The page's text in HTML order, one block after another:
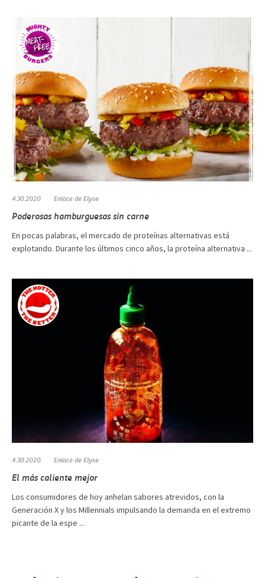
4.30.2020 Enlace de Elyse
Poderosas hamburguesas sin carne
En pocas palabras, el mercado de proteínas alternativas está
explotando. Durante los últimos cinco años, la proteína alternativa ...
4.30.2020 Enlace de Elyse
El más caliente mejor
Los consumidores de hoy anhelan sabores atrevidos, con la
Generación X y los Millennials impulsando la demanda en el extremo
picante de la espe ...